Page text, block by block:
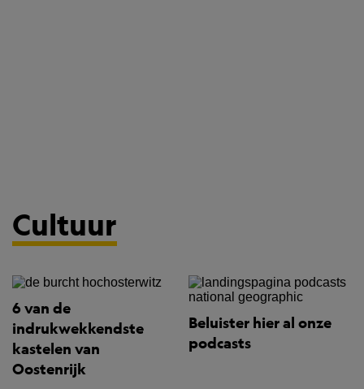
Cultuur
6 van de
indrukwekkendste
kastelen van
Oostenrijk
Beluister hier al onze
podcasts